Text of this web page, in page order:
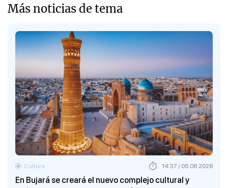
Más noticias de tema
En Bujará se creará el nuevo complejo cultural y
Cultura 14:37 / 05.08.2026